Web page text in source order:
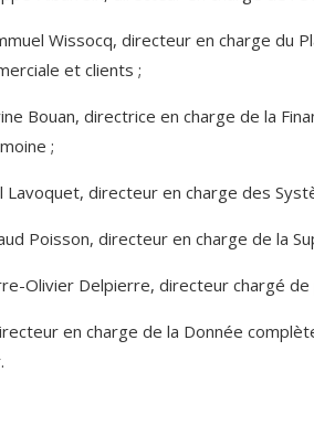
Wissocq, directeur en charge du
et clients ;
Bouan, directrice en charge de la
;
Lavoquet, directeur en charge des
Poisson, directeur en charge de la
Olivier Delpierre, directeur chargé
en charge de la Donnée